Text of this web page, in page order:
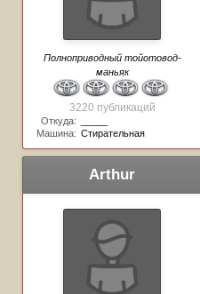
Полноприводный тойотовод-
маньяк
3220 публикаций
Откуда:
Машина: Стирательная
Arthur